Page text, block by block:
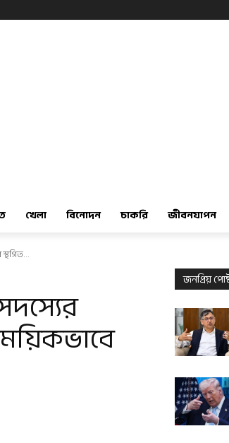
খেলা বিনোদন চাকরি জীবনযাপন
জনপ্রিয়